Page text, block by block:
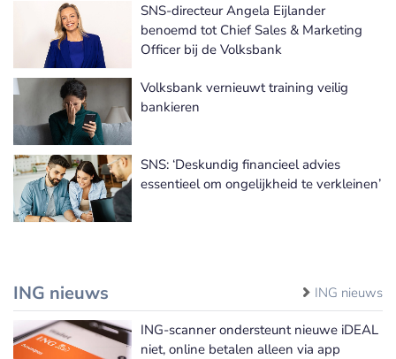
SNS-directeur Angela Eijlander
benoemd tot Chief Sales & Marketing
Officer bij de Volksbank
Volksbank vernieuwt training veilig
bankieren
SNS: ‘Deskundig financieel advies
essentieel om ongelijkheid te verkleinen’
ING nieuws ING nieuws
ING-scanner ondersteunt nieuwe iDEAL
niet, online betalen alleen via app